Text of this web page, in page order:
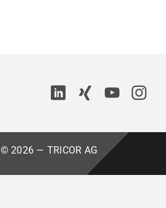
© 2026 — TRICOR AG